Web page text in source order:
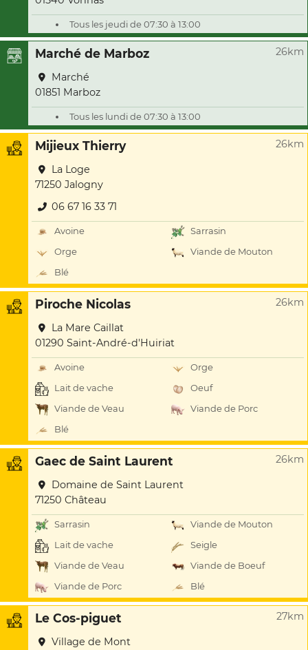
Tous les jeudi de 07:30 à 13:00
Marché de Marboz 26km
Marché
01851 Marboz
Tous les lundi de 07:30 à 13:00
Mijieux Thierry 26km
La Loge
71250 Jalogny
06 67 16 33 71
Avoine
Sarrasin
Orge
Viande de Mouton
Blé
Piroche Nicolas 26km
La Mare Caillat
01290 Saint-André-d'Huiriat
Avoine
Orge
Lait de vache
Oeuf
Viande de Veau
Viande de Porc
Blé
Gaec de Saint Laurent 26km
Domaine de Saint Laurent
71250 Château
Sarrasin
Viande de Mouton
Lait de vache
Seigle
Viande de Veau
Viande de Boeuf
Viande de Porc
Blé
Le Cos-piguet 27km
Village de Mont